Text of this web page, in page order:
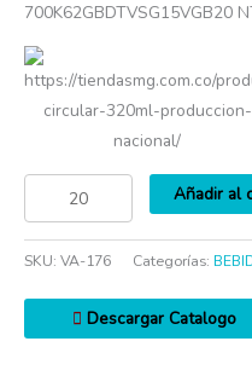
700K62GBDTVSG15VGB20
https://tiendasmg.com.co/
circular-320ml-produccion-
nacional/
Añadir al
SKU: VA-176 Categorías:
Descargar Catalogo